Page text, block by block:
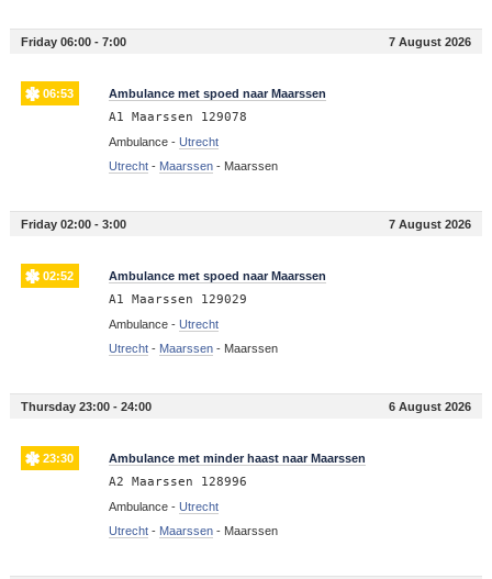
Friday 06:00 - 7:00 7 August 2026
06:53 Ambulance met spoed naar Maarssen
A1 Maarssen 129078
Ambulance - Utrecht
Utrecht- Maarssen- Maarssen
Friday 02:00 - 3:00 7 August 2026
02:52 Ambulance met spoed naar Maarssen
A1 Maarssen 129029
Ambulance - Utrecht
Utrecht- Maarssen- Maarssen
Thursday 23:00 - 24:00 6 August 2026
23:30 Ambulance met minder haast naar Maarssen
A2 Maarssen 128996
Ambulance - Utrecht
Utrecht- Maarssen- Maarssen